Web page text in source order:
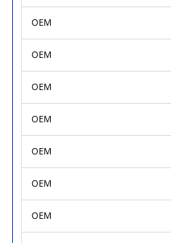
OEM
OEM
OEM
OEM
OEM
OEM
OEM